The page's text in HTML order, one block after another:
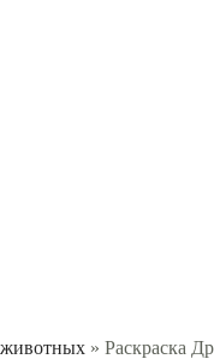
животных» Раскраска